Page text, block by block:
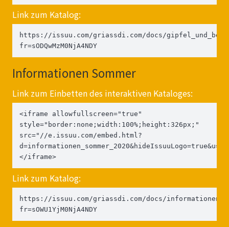
Link zum Katalog:
https://issuu.com/griassdi.com/docs/
fr=sODQwMzM0NjA4NDY
Informationen Sommer
Link zum Einbetten des interaktiven Kataloges:
<iframe allowfullscreen="true"
style="border:none;width:100%;height:326px;"
src="//e.issuu.com/embed.html?
</iframe>
Link zum Katalog:
https://issuu.com/griassdi.com/docs/
fr=sOWU1YjM0NjA4NDY